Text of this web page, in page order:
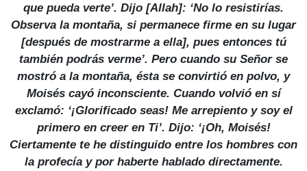
que pueda verte’. Dijo [Allah]: ‘No lo resistirías.
Observa la montaña, si permanece firme en su lugar
[después de mostrarme a ella], pues entonces tú
también podrás verme’. Pero cuando su Señor se
mostró a la montaña, ésta se convirtió en polvo, y
Moisés cayó inconsciente. Cuando volvió en sí
exclamó: ‘¡Glorificado seas! Me arrepiento y soy el
primero en creer en Ti’. Dijo: ‘¡Oh, Moisés!
Ciertamente te he distinguido entre los hombres con
la profecía y por haberte hablado directamente.